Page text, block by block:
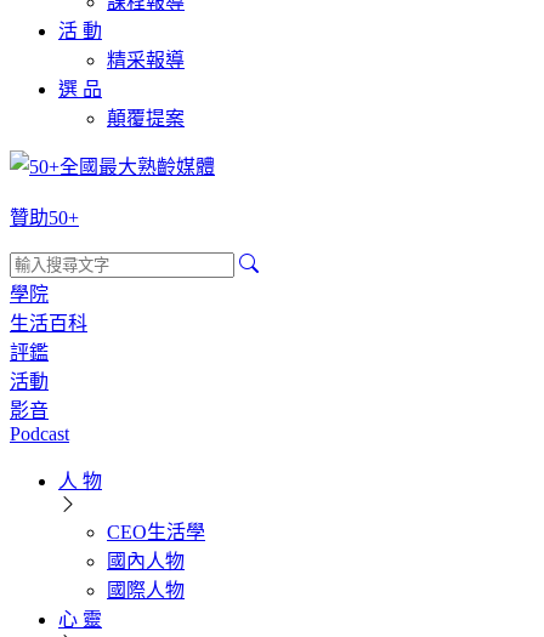
活 動
精采報導
選 品
顛覆提案
贊助50+
學院
生活百科
評鑑
活動
影音
Podcast
人 物
CEO生活學
國內人物
國際人物
心 靈